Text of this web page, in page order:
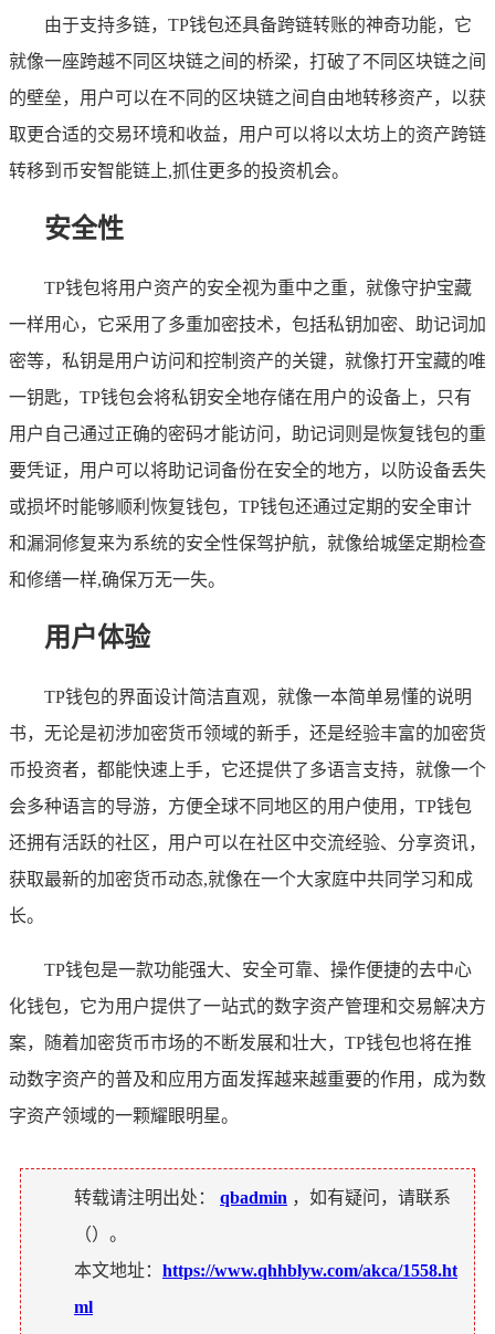
由于支持多链，TP钱包还具备跨链转账的神奇功能，它
就像一座跨越不同区块链之间的桥梁，打破了不同区块链之间
的壁垒，用户可以在不同的区块链之间自由地转移资产，以获
取更合适的交易环境和收益，用户可以将以太坊上的资产跨链
转移到币安智能链上,抓住更多的投资机会。
安全性
TP钱包将用户资产的安全视为重中之重，就像守护宝藏
一样用心，它采用了多重加密技术，包括私钥加密、助记词加
密等，私钥是用户访问和控制资产的关键，就像打开宝藏的唯
一钥匙，TP钱包会将私钥安全地存储在用户的设备上，只有
用户自己通过正确的密码才能访问，助记词则是恢复钱包的重
要凭证，用户可以将助记词备份在安全的地方，以防设备丢失
或损坏时能够顺利恢复钱包，TP钱包还通过定期的安全审计
和漏洞修复来为系统的安全性保驾护航，就像给城堡定期检查
和修缮一样,确保万无一失。
用户体验
TP钱包的界面设计简洁直观，就像一本简单易懂的说明
书，无论是初涉加密货币领域的新手，还是经验丰富的加密货
币投资者，都能快速上手，它还提供了多语言支持，就像一个
会多种语言的导游，方便全球不同地区的用户使用，TP钱包
还拥有活跃的社区，用户可以在社区中交流经验、分享资讯，
获取最新的加密货币动态,就像在一个大家庭中共同学习和成
长。
TP钱包是一款功能强大、安全可靠、操作便捷的去中心
化钱包，它为用户提供了一站式的数字资产管理和交易解决方
案，随着加密货币市场的不断发展和壮大，TP钱包也将在推
动数字资产的普及和应用方面发挥越来越重要的作用，成为数
字资产领域的一颗耀眼明星。
转载请注明出处： qbadmin ，如有疑问，请联系
（）。
本文地址： https://www.qhhblyw.com/akca/1558.ht
ml